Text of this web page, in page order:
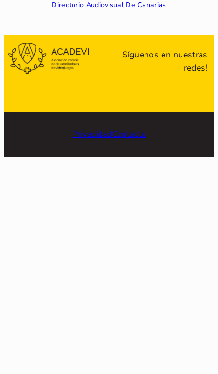
Directorio Audiovisual De Canarias
Síguenos en nuestras
redes!
PrivacidadContacto